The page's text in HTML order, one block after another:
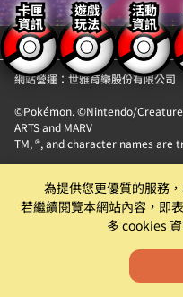
卡匣
資訊
遊戲
玩法
活動
資訊
【隱私權政策】 【聯絡我
網站營運：世雅育樂股份有限公司
©Pokémon. ©Nintendo/Creatures
ARTS and MARV
TM, ®, and character names are
自動販賣機』卡片商品販售服務之
遊戲僅為附屬功能。原廠及代理
下架等機具營運相關行為。
為提供您更優質的服務
若繼續閱覽本網站內容，即
多 cookies